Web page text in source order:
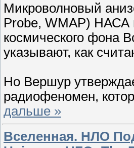
Микроволновый
Probe, WMAP) НАСА
космического фона
указывают, как
Но Вершур
радиофеномен,
дальше »
Вселенная. НЛО